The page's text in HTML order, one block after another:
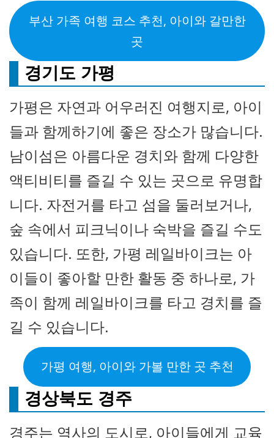
부산 가족 여행 코스 추천, 아이와 갈만한
곳
경기도 가평
가평은 자연과 어우러진 여행지로, 아이
들과 함께하기에 좋은 장소가 많습니다.
남이섬은 아름다운 경치와 함께 다양한
액티비티를 즐길 수 있는 곳으로 유명합
니다. 자전거를 타고 섬을 둘러보거나,
숲 속에서 피크닉이나 숙박을 즐길 수도
있습니다. 또한, 가평 레일바이크는 아
이들이 좋아할 만한 활동 중 하나로, 가
족이 함께 레일바이크를 타고 경치를 즐
길 수 있습니다.
가평 여행, 아이와 가볼 만한 곳 추천
경상북도 경주
경주는 역사의 도시로, 아이들에게 교육